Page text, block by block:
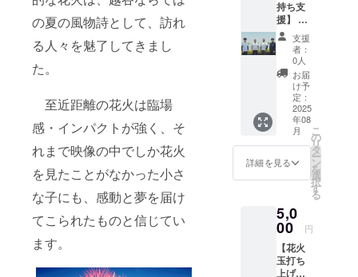
の夏の風物詩として、訪れ
る人々を魅了してきまし
た。
至近距離の花火は臨場
感・インパクトが強く、そ
れまで映像の中でしか花火
を見たことがなかった小さ
な子にも、感動と夢を届け
てこられたものと信じてい
ます。
丁寧に
打ち上
げ、皆
様の願
いや想
いを込
めた一
発が、
感動の
瞬間を
演出し
ます。
※特設
掲載を
させて
いただ
きま
す。 ・
持ち支
援】 大
会終了
後、感
謝の気
持ちを
込めて
お礼の
メッ
セージ
をお送
りしま
す。 ※
このリ
ターン
円のリ
ターン
と同じ
内容に
なりま
支援
者：
0人
お届
け予
定：
2025
年08
月
詳細を見る
こ
の
リ
タ
ー
ン
を
選
択
す
る
5,0
00 円
【花火
玉打ち
上げ支